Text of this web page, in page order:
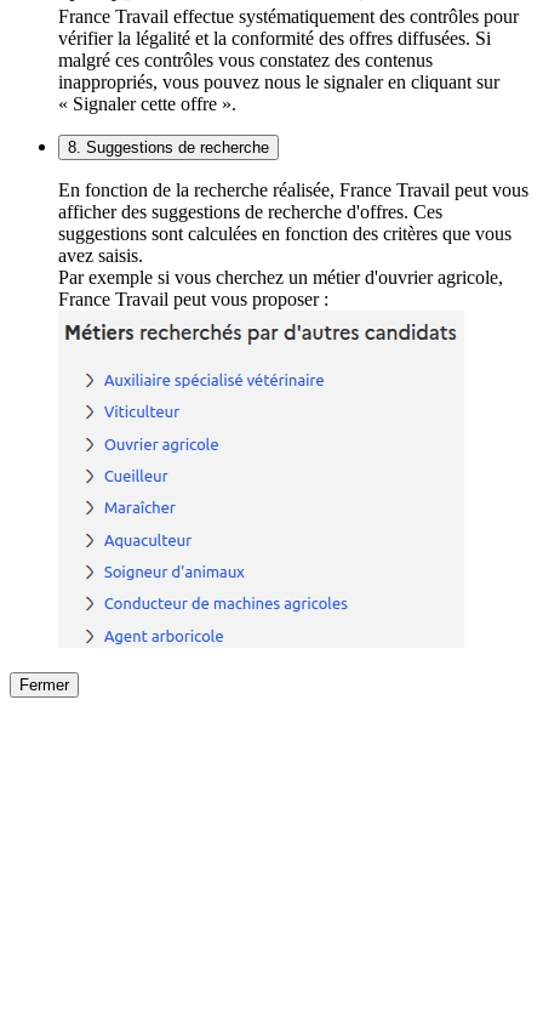
France Travail effectue systématiquement des contrôles pour
vérifier la légalité et la conformité des offres diffusées. Si
malgré ces contrôles vous constatez des contenus
inappropriés, vous pouvez nous le signaler en cliquant sur
« Signaler cette offre ».
8. Suggestions de recherche
En fonction de la recherche réalisée, France Travail peut vous
afficher des suggestions de recherche d'offres. Ces
suggestions sont calculées en fonction des critères que vous
avez saisis.
Par exemple si vous cherchez un métier d'ouvrier agricole,
France Travail peut vous proposer :
Fermer